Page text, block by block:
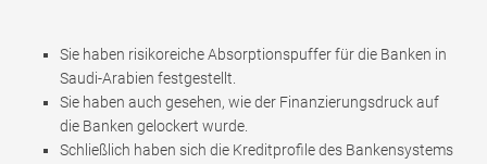
Sie haben risikoreiche Absorptionspuffer für die Banken in
Saudi-Arabien festgestellt.
Sie haben auch gesehen, wie der Finanzierungsdruck auf
die Banken gelockert wurde.
Schließlich haben sich die Kreditprofile des Bankensystems